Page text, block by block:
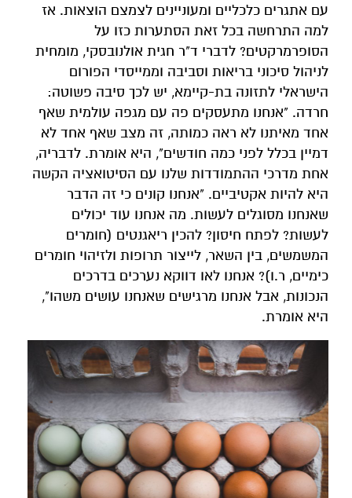
עם אתגרים כלכליים ומעוניינים לצמצם הוצאות. אז
למה התרחשה בכל זאת הסתערות כזו על
הסופרמרקטים? לדברי ד"ר חגית אולנובסקי, מומחית
לניהול סיכוני בריאות וסביבה וממייסדי הפורום
הישראלי לתזונה בת-קיימא, יש לכך סיבה פשוטה:
חרדה. "אנחנו מתעסקים פה עם מגפה עולמית שאף
אחד מאיתנו לא ראה כמותה, זה מצב שאף אחד לא
דמיין בכלל לפני כמה חודשים", היא אומרת. לדבריה,
אחת מדרכי ההתמודדות שלנו עם הסיטואציה הקשה
היא להיות אקטיביים. "אנחנו קונים כי זה הדבר
שאנחנו מסוגלים לעשות. מה אנחנו עוד יכולים
לעשות? לפתח חיסון? להכין ריאגנטים (חומרים
המשמשים, בין השאר, לייצור תרופות ולזיהוי חומרים
כימיים, ר.ו)? אנחנו לאו דווקא נערכים בדרכים
הנכונות, אבל אנחנו מרגישים שאנחנו עושים משהו",
היא אומרת.